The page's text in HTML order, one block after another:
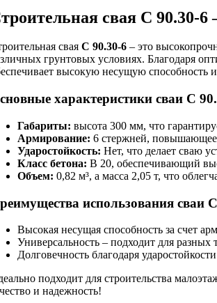
свая С 90.30-
свая С 90.30-6– это
грунтовых условиях. Благодаря
высокую несущую способность
характеристики сваи С
Габариты: высота 300 мм, что
Армирование: 6 стержней, повышающее
Ударостойкость: Нет, что делает сваю
Класс бетона: В 20, обеспечивающий
Объем: 0,82 м³, а масса 2,05 т, что
использования сваи
Высокая несущая способность за счет
Универсальность – подходит для разных
Долговечность благодаря
подходит для строительства
и надежность!